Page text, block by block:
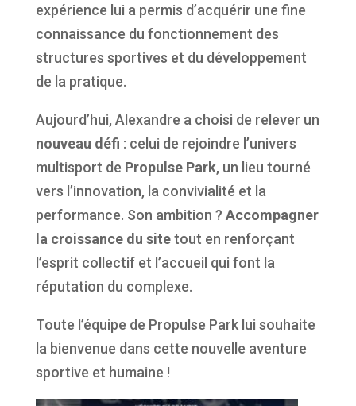
expérience lui a permis d’acquérir une fine
connaissance du fonctionnement des
structures sportives et du développement
de la pratique.
Aujourd’hui, Alexandre a choisi de relever un
nouveau défi : celui de rejoindre l’univers
multisport de Propulse Park, un lieu tourné
vers l’innovation, la convivialité et la
performance. Son ambition ? Accompagner
la croissance du sitetout en renforçant
l’esprit collectif et l’accueil qui font la
réputation du complexe.
Toute l’équipe de Propulse Park lui souhaite
la bienvenue dans cette nouvelle aventure
sportive et humaine !